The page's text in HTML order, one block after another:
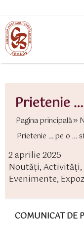
Prietenie
Pagina principală
Prietenie … pe o …
2 aprilie 2025
Noutăți,Activităţi,
Evenimente,
COMUNICAT DE